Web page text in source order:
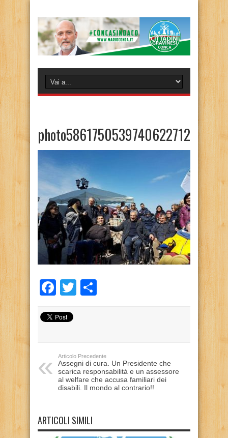
photo5861750539740622712
Facebook
Twitter
Articolo Precedente
Assegni di cura. Un Presidente che
scarica responsabilità e un assessore
al welfare che accusa familiari dei
disabili. Il mondo al contrario!!
ARTICOLI SIMILI